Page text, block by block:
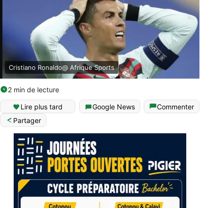
Cristiano Ronaldo@ Afrique Sports
2 min de lecture
Lire plus tard Google News
Commenter
Partager